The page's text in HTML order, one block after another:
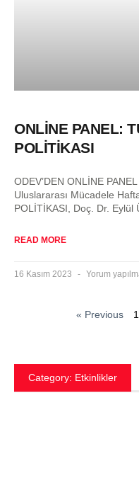
ONLİNE PANEL:
POLİTİKASI
ODEV’DEN ONLİNE
Uluslararası Mücadele
POLİTİKASI, Doç. Dr. Eylül
READ MORE
16 Kasım 2023 Yorum
« Previous 1
Category: Etkinlikler